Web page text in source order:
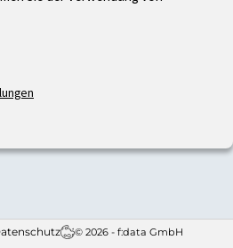
© 2026 - f:data GmbH